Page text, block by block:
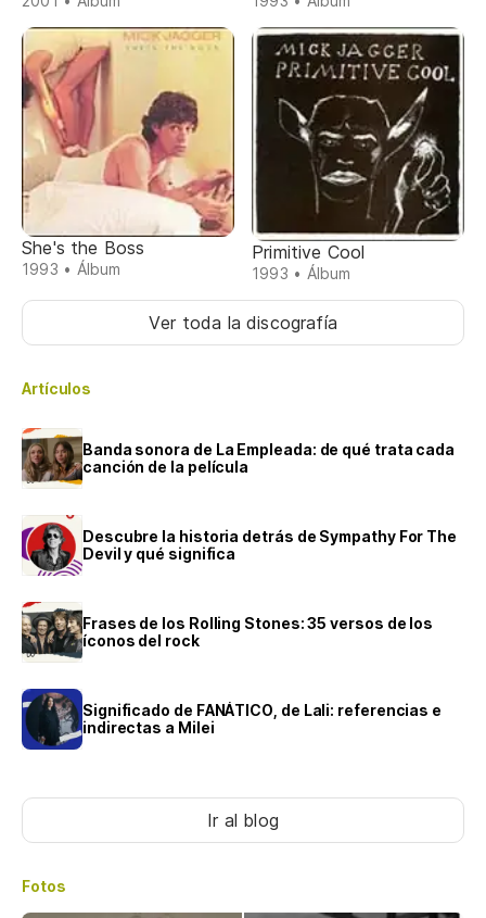
She's the Boss
1993 • Álbum
Primitive Cool
1993 • Álbum
Ver toda la discografía
Artículos
Banda sonora de La Empleada: de qué trata cada
canción de la película
Descubre la historia detrás de Sympathy For The
Devil y qué significa
Frases de los Rolling Stones: 35 versos de los
íconos del rock
Significado de FANÁTICO, de Lali: referencias e
indirectas a Milei
Ir al blog
Fotos